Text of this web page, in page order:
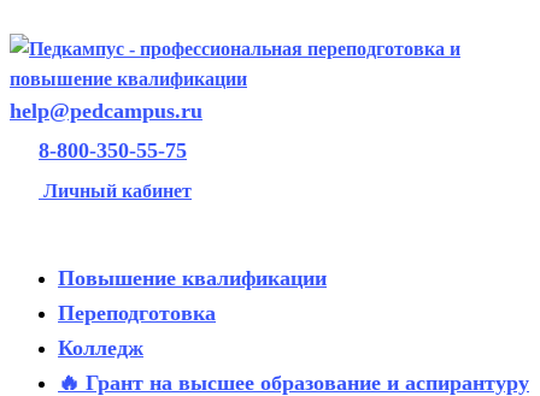
help@pedcampus.ru
8-800-350-55-75
Личный кабинет
Повышение квалификации
Переподготовка
Колледж
🔥 Грант на высшее образование и аспирантуру